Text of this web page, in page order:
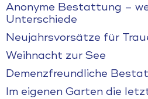
Anonyme Bestattung –
Unterschiede
Neujahrsvorsätze für
Weihnacht zur See
Demenzfreundliche
Im eigenen Garten die